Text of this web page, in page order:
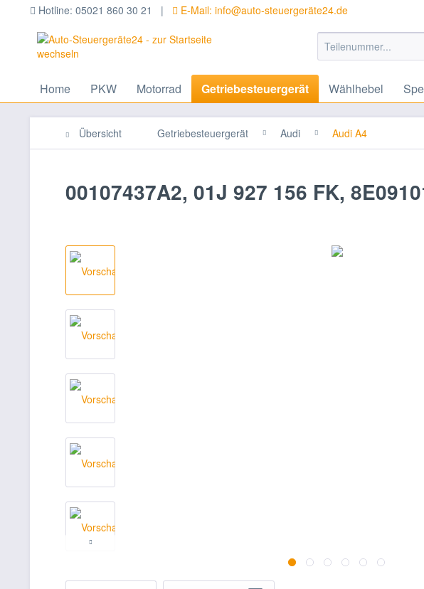
Hotline: 05021 860 30 21 | E-Mail: info@auto-steuergeräte24.de
Home PKW Motorrad Getriebesteuergerät Wählhebel
Übersicht Getriebesteuergerät Audi Audi A4
00107437A2, 01J 927 156 FK,